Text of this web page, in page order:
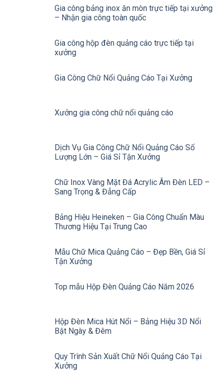
Gia công bảng inox ăn mòn trực tiếp tại xưởng
– Nhận gia công toàn quốc
Gia công hộp đèn quảng cáo trực tiếp tại
xưởng
Gia Công Chữ Nổi Quảng Cáo Tại Xưởng
Xưởng gia công chữ nổi quảng cáo
Dịch Vụ Gia Công Chữ Nổi Quảng Cáo Số
Lượng Lớn – Giá Sỉ Tận Xưởng
Chữ Inox Vàng Mặt Đá Acrylic Âm Đèn LED –
Sang Trọng & Đẳng Cấp
Bảng Hiệu Heineken – Gia Công Chuẩn Màu
Thương Hiệu Tại Trung Cao
Mẫu Chữ Mica Quảng Cáo – Đẹp Bền, Giá Sỉ
Tận Xưởng
Top mẫu Hộp Đèn Quảng Cáo Năm 2026
Hộp Đèn Mica Hút Nổi – Bảng Hiệu 3D Nổi
Bật Ngày & Đêm
Quy Trình Sản Xuất Chữ Nổi Quảng Cáo Tại
Xưởng